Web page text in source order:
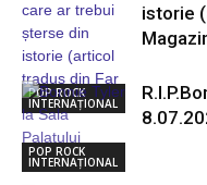
POP ROCK
INTERNAȚIONAL
istorie
POP ROCK
INTERNAȚIONAL